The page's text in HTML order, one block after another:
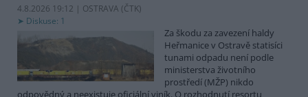
4.8.2026 19:12 | OSTRAVA (ČTK)
Diskuse: 1
Za škodu za zavezení haldy
Heřmanice v Ostravě statisíci
tunami odpadu není podle
ministerstva životního
prostředí (MŽP) nikdo
odpovědný a neexistuje oficiální viník. O rozhodnutí resortu